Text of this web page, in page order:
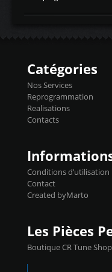
Injecteurs +
précise et
basculer de la carto
l'aide du flashpro
Reprog SP 98 sur le
450€ TTC Un gain
Catégories
Nos Services
Reprogrammation
Realisations
Contacts
Conditions d’utilisation
Contact
Created byMarto
Les Pièces
Boutique CR Tune Shop